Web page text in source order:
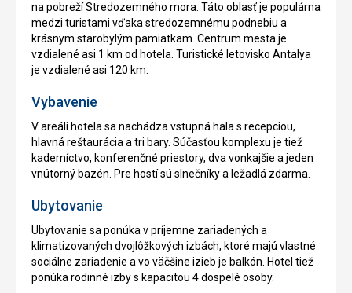
na pobreží Stredozemného mora. Táto oblasť je populárna
medzi turistami vďaka stredozemnému podnebiu a
krásnym starobylým pamiatkam. Centrum mesta je
vzdialené asi 1 km od hotela. Turistické letovisko Antalya
je vzdialené asi 120 km.
Vybavenie
V areáli hotela sa nachádza vstupná hala s recepciou,
hlavná reštaurácia a tri bary. Súčasťou komplexu je tiež
kaderníctvo, konferenčné priestory, dva vonkajšie a jeden
vnútorný bazén. Pre hostí sú slnečníky a ležadlá zdarma.
Ubytovanie
Ubytovanie sa ponúka v príjemne zariadených a
klimatizovaných dvojlôžkových izbách, ktoré majú vlastné
sociálne zariadenie a vo väčšine izieb je balkón. Hotel tiež
ponúka rodinné izby s kapacitou 4 dospelé osoby.